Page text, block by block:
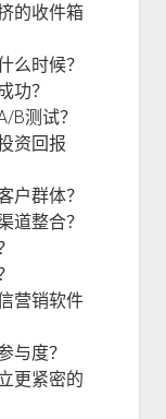
的收件箱
么时候？
功？
B测试？
资回报
户群体？
道整合？
营销软件
与度？
更紧密的